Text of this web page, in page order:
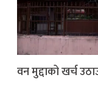
वन मुद्दाको खर्च